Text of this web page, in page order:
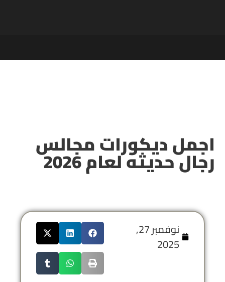
اجمل ديكورات مجالس
رجال حديثه​ لعام 2026
نوفمبر 27,
2025